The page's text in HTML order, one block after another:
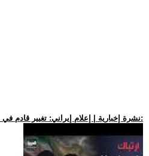
.. نشرة إخبارية | إعلام إيراني: تغيير قادم في السلطة.. والعراق: